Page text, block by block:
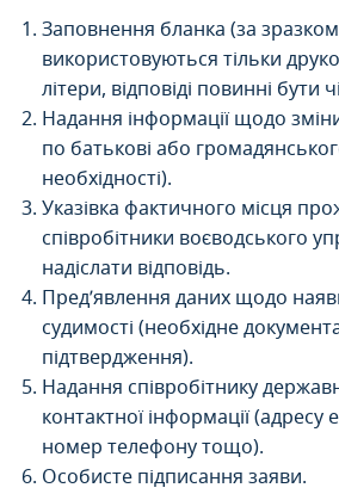
Заповнення бланка (за
використовуються тільки
літери, відповіді повинні бути
Надання інформації щодо
по батькові або
необхідності).
Указівка фактичного місця
співробітники воєводського
надіслати відповідь.
Пред’явлення даних щодо
судимості (необхідне
підтвердження).
Надання співробітнику
контактної інформації
номер телефону тощо).
Особисте підписання заяви.